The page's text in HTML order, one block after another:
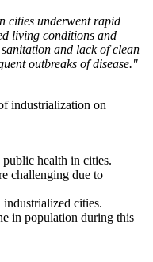
cities underwent rapid
living conditions and
and lack of clean
outbreaks of disease."
industrialization on
health in cities.
challenging due to
cities.
in population during this